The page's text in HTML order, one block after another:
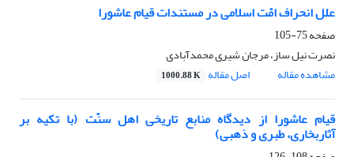
علل انحراف امّت اسلامی در مستندات قیام عاشورا
صفحه75-105
نصرت نیل ساز، مرجان شیری محمدآبادی
مشاهده مقاله
اصل مقاله 1000.88 K
قیام عاشورا از دیدگاه منابع تاریخی اهل سنّت (با تکیه بر
آثاربخاری، طبری و ذهبی)